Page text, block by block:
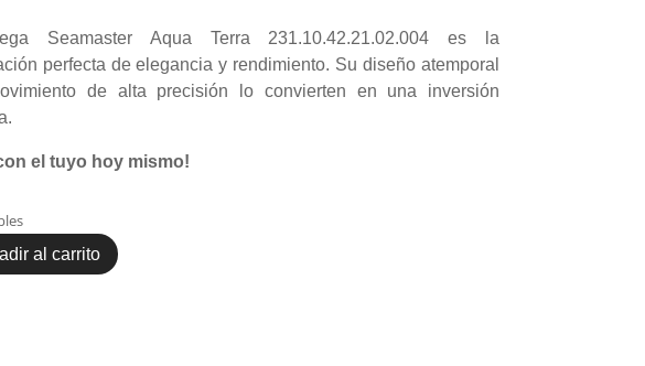
Seamaster Aqua Terra 231.10.42.21.02.004 es la
perfecta de elegancia y rendimiento. Su diseño atemporal
de alta precisión lo convierten en una inversión
el tuyo hoy mismo!
al carrito